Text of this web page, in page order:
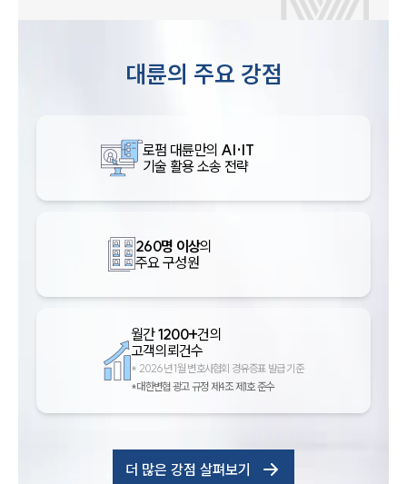
대륜의 주요 강점
로펌 대륜만의 AI·IT
기술 활용 소송 전략
260명 이상의
주요 구성원
월간1200+건의
고객의뢰건수
* 2026년 1월 변호사협회 경유증표 발급 기준
*대한변협 광고 규정 제4조 제1호 준수
더 많은 강점 살펴보기